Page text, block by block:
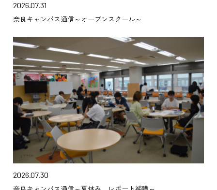
2026.07.31
奈良キャンパス通信～オープンスクール～
2026.07.30